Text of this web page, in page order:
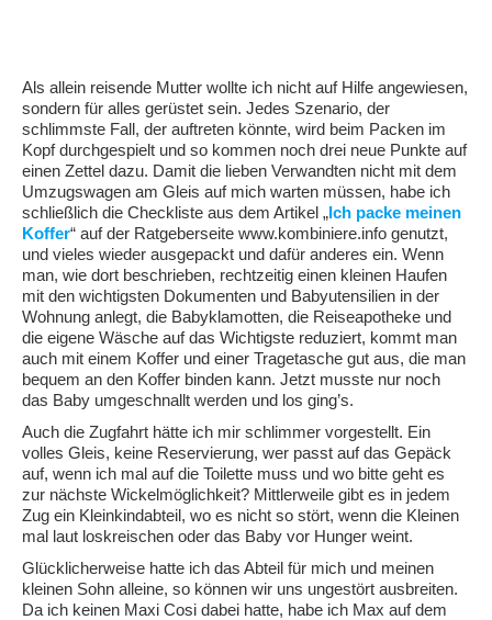
Als allein reisende Mutter wollte ich nicht auf Hilfe angewiesen,
sondern für alles gerüstet sein. Jedes Szenario, der
schlimmste Fall, der auftreten könnte, wird beim Packen im
Kopf durchgespielt und so kommen noch drei neue Punkte auf
einen Zettel dazu. Damit die lieben Verwandten nicht mit dem
Umzugswagen am Gleis auf mich warten müssen, habe ich
schließlich die Checkliste aus dem Artikel „ Ich packe meinen
Koffer“ auf der Ratgeberseite www.kombiniere.info genutzt,
und vieles wieder ausgepackt und dafür anderes ein. Wenn
man, wie dort beschrieben, rechtzeitig einen kleinen Haufen
mit den wichtigsten Dokumenten und Babyutensilien in der
Wohnung anlegt, die Babyklamotten, die Reiseapotheke und
die eigene Wäsche auf das Wichtigste reduziert, kommt man
auch mit einem Koffer und einer Tragetasche gut aus, die man
bequem an den Koffer binden kann. Jetzt musste nur noch
das Baby umgeschnallt werden und los ging’s.
Auch die Zugfahrt hätte ich mir schlimmer vorgestellt. Ein
volles Gleis, keine Reservierung, wer passt auf das Gepäck
auf, wenn ich mal auf die Toilette muss und wo bitte geht es
zur nächste Wickelmöglichkeit? Mittlerweile gibt es in jedem
Zug ein Kleinkindabteil, wo es nicht so stört, wenn die Kleinen
mal laut loskreischen oder das Baby vor Hunger weint.
Glücklicherweise hatte ich das Abteil für mich und meinen
kleinen Sohn alleine, so können wir uns ungestört ausbreiten.
Da ich keinen Maxi Cosi dabei hatte, habe ich Max auf dem